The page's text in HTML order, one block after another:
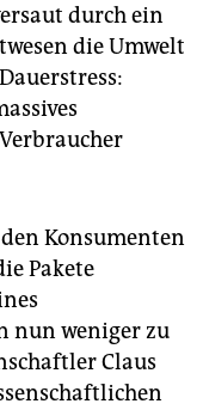
durch ein
die Umwelt
Konsumenten
Pakete
nun weniger zu
Claus